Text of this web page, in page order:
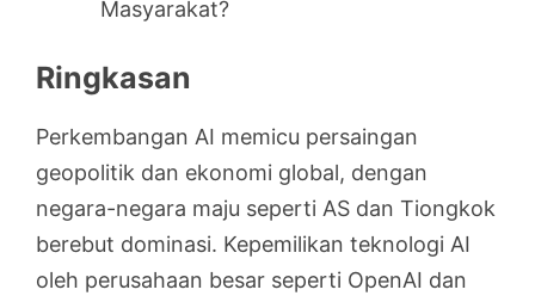
Masyarakat?
Ringkasan
Perkembangan AI memicu persaingan
geopolitik dan ekonomi global, dengan
negara-negara maju seperti AS dan Tiongkok
berebut dominasi. Kepemilikan teknologi AI
oleh perusahaan besar seperti OpenAI dan